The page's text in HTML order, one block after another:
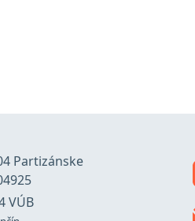
Partizánske
VÚB